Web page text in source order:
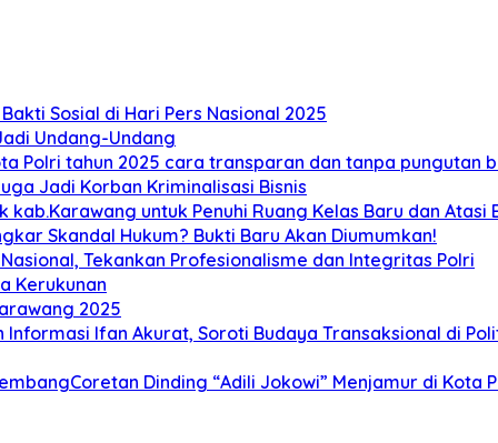
Sosial di Hari Pers Nasional 2025
Undang-Undang
Polri tahun 2025 cara transparan dan tanpa pungutan
Jadi Korban Kriminalisasi Bisnis
untuk Penuhi Ruang Kelas Baru dan Atasi
Skandal Hukum? Bukti Baru Akan Diumumkan!
Tekankan Profesionalisme dan Integritas Polri
Kerukunan
2025
Informasi Ifan Akurat, Soroti Budaya Transaksional di
Dinding “Adili Jokowi” Menjamur di Kota